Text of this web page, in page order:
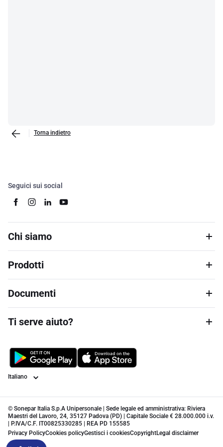
Torna indietro
Seguici sui social
Chi siamo
Prodotti
Documenti
Ti serve aiuto?
Lingua
© Sonepar Italia S.p.A Unipersonale | Sede legale ed amministrativa: Riviera
Maestri del Lavoro, 24, 35127 Padova (PD) | Capitale Sociale € 28.000.000 i.v.
| P.IVA/C.F. IT00825330285 | REA PD 155585
Privacy PolicyCookies policyGestisci i cookiesCopyrightLegal disclaimer